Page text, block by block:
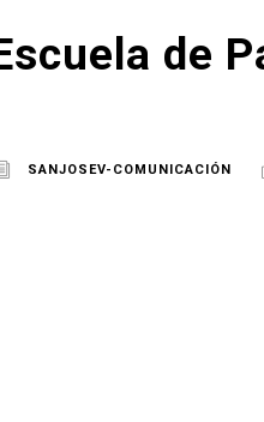
de
SANJOSEV-COMUNICACIÓN